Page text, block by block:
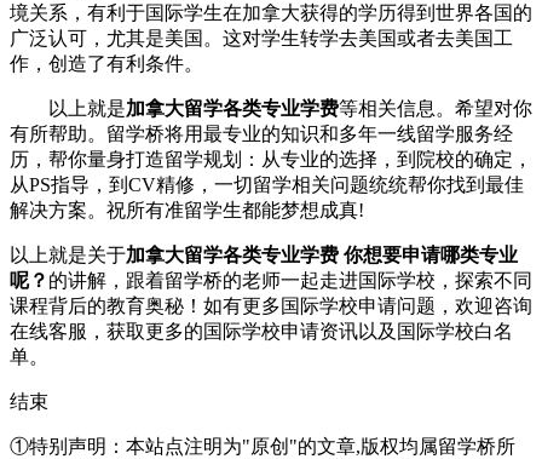
境关系，有利于国际学生在加拿大获得的学历得到世界各国的
广泛认可，尤其是美国。这对学生转学去美国或者去美国工
作，创造了有利条件。
以上就是加拿大留学各类专业学费等相关信息。希望对你
有所帮助。留学桥将用最专业的知识和多年一线留学服务经
历，帮你量身打造留学规划：从专业的选择，到院校的确定，
从PS指导，到CV精修，一切留学相关问题统统帮你找到最佳
解决方案。祝所有准留学生都能梦想成真!
以上就是关于加拿大留学各类专业学费 你想要申请哪类专业
呢？ 的讲解，跟着留学桥的老师一起走进国际学校，探索不同
课程背后的教育奥秘！如有更多国际学校申请问题，欢迎咨询
在线客服 ，获取更多的国际学校申请资讯以及国际学校白名
单。
结束
①特别声明：本站点注明为"原创"的文章,版权均属留学桥所